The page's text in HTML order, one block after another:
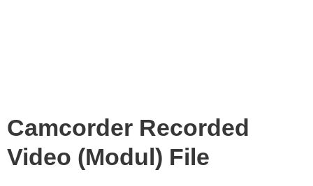
Camcorder Recorded
Video (Modul) File